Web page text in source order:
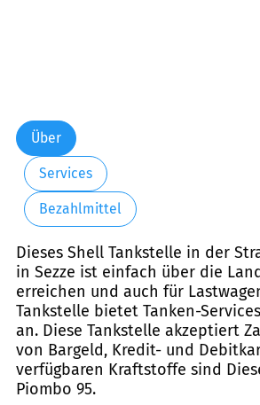
Über
Services
Bezahlmittel
Dieses Shell Tankstelle in der
in Sezze ist einfach über die
erreichen und auch für
Tankstelle bietet Tanken-
an. Diese Tankstelle akzeptiert
von Bargeld, Kredit- und
verfügbaren Kraftstoffe sind
Piombo 95.